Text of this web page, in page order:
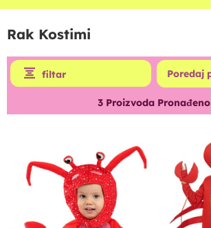
Rak Kostimi
filtar
3 Proizvoda Pronađeno